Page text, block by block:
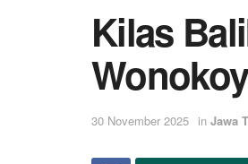
Kilas
30 November 2025 in Jawa